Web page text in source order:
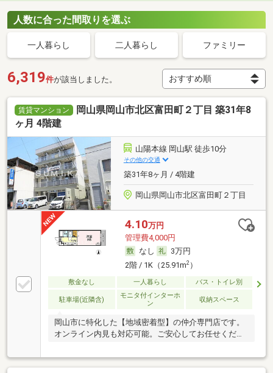
人数に合った間取りを選ぶ
一人暮らし 二人暮らし ファミリー
6,319件が該当しました。
賃貸マンション
岡山県岡山市北区富田町２丁目 築31年8
ヶ月 4階建
山陽本線 岡山駅 徒歩10分
その他の交通
築31年8ヶ月 / 4階建
岡山県岡山市北区富田町２丁目
4.10万円
管理費4,000円
なし
3万円
2階 / 1K（25.91m2）
敷金なし 一人暮らし バス・トイレ別
駐車場(近隣含)
モニタ付インターホ
ン
収納スペース
岡山市に特化した【地域密着型】の仲介専門店です。
オンライン内見も対応可能。ご安心してお任せくださ